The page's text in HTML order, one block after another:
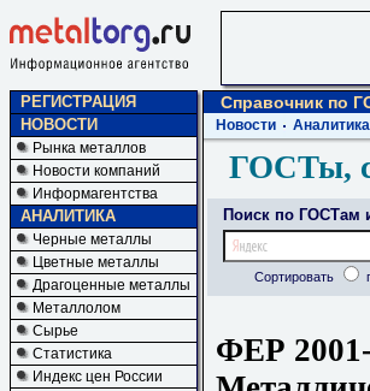
РЕГИСТРАЦИЯ
НОВОСТИ
Рынка металлов
Новости компаний
Информагентства
АНАЛИТИКА
Черные металлы
Цветные металлы
Драгоценные металлы
Металлолом
Сырье
Статистика
Индекс цен России
Справочник по
Новости
ГОСТы,
Поиск по ГОСТам
Сортировать
ФЕР